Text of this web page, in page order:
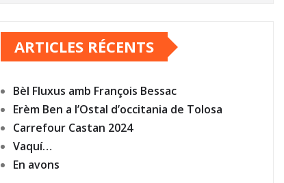
ARTICLES RÉCENTS
Bèl Fluxus amb François Bessac
Erèm Ben a l’Ostal d’occitania de Tolosa
Carrefour Castan 2024
Vaquí…
En avons